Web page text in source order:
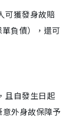
可獲發身故賠
負債），還可
且自發生日起
外身故保障予